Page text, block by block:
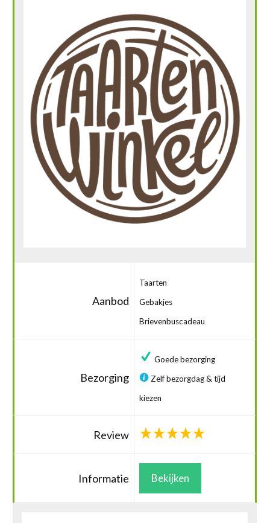
Aanbod
Taarten
Gebakjes
Brievenbuscadeau
Bezorging
Goede bezorging
Zelf bezorgdag & tijd
kiezen
Review
Informatie Bekijken